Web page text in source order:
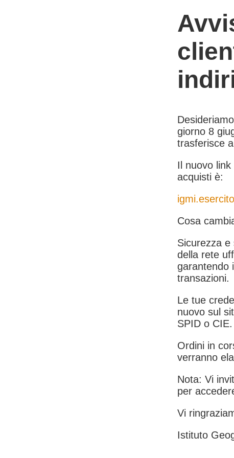
giorno 8
trasferisce
Il nuovo
acquisti è:
Cosa
Sicurezza
della rete
garantendo
transazioni.
Le tue
nuovo sul
SPID o CIE.
Ordini in
verranno
Nota: Vi
per
Vi
Istituto